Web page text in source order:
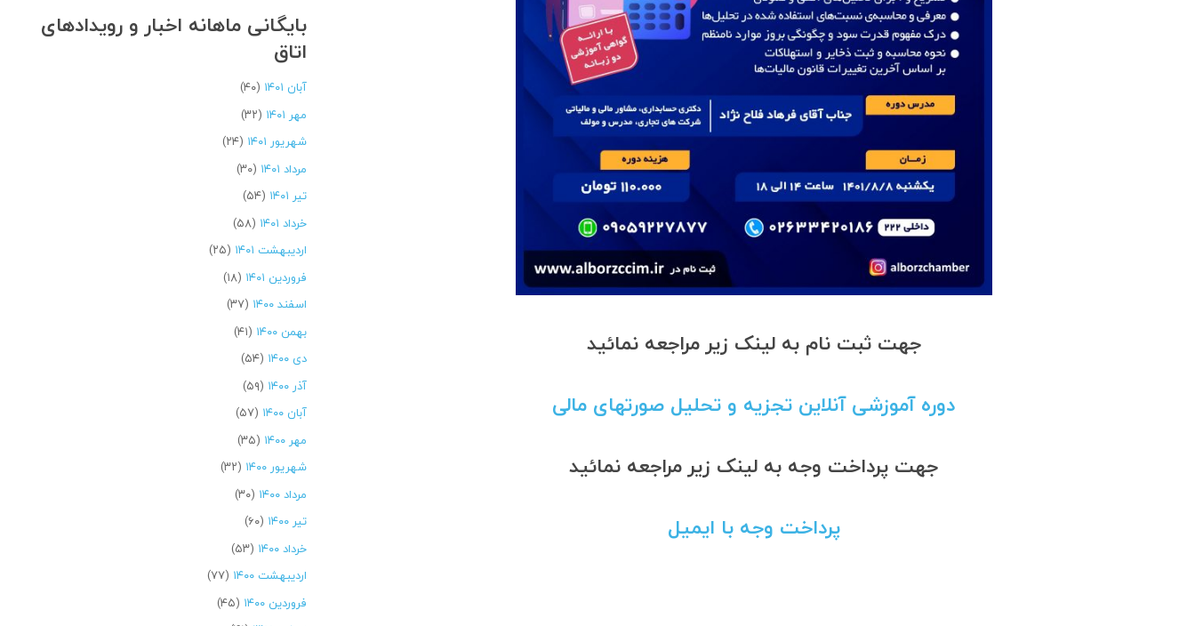
جهت ثبت نام به لینک زیر مراجعه نمائید
دوره آموزشی آنلاین تجزیه و تحلیل صورتهای مالی
جهت پرداخت وجه به لینک زیر مراجعه نمائید
پرداخت وجه با ایمیل
بایگانی ماهانه اخبار و رویدادهای
اتاق
آبان ۱۴۰۱
(۴۰)
مهر ۱۴۰۱
(۳۲)
شهریور ۱۴۰۱
(۲۴)
مرداد ۱۴۰۱
(۳۰)
تیر ۱۴۰۱
(۵۴)
خرداد ۱۴۰۱
(۵۸)
اردیبهشت ۱۴۰۱
(۲۵)
فروردین ۱۴۰۱
(۱۸)
اسفند ۱۴۰۰
(۳۷)
بهمن ۱۴۰۰
(۴۱)
دی ۱۴۰۰
(۵۴)
آذر ۱۴۰۰
(۵۹)
آبان ۱۴۰۰
(۵۷)
مهر ۱۴۰۰
(۳۵)
شهریور ۱۴۰۰
(۳۲)
مرداد ۱۴۰۰
(۳۰)
تیر ۱۴۰۰
(۶۰)
خرداد ۱۴۰۰
(۵۳)
اردیبهشت ۱۴۰۰
(۷۷)
فروردین ۱۴۰۰
(۴۵)